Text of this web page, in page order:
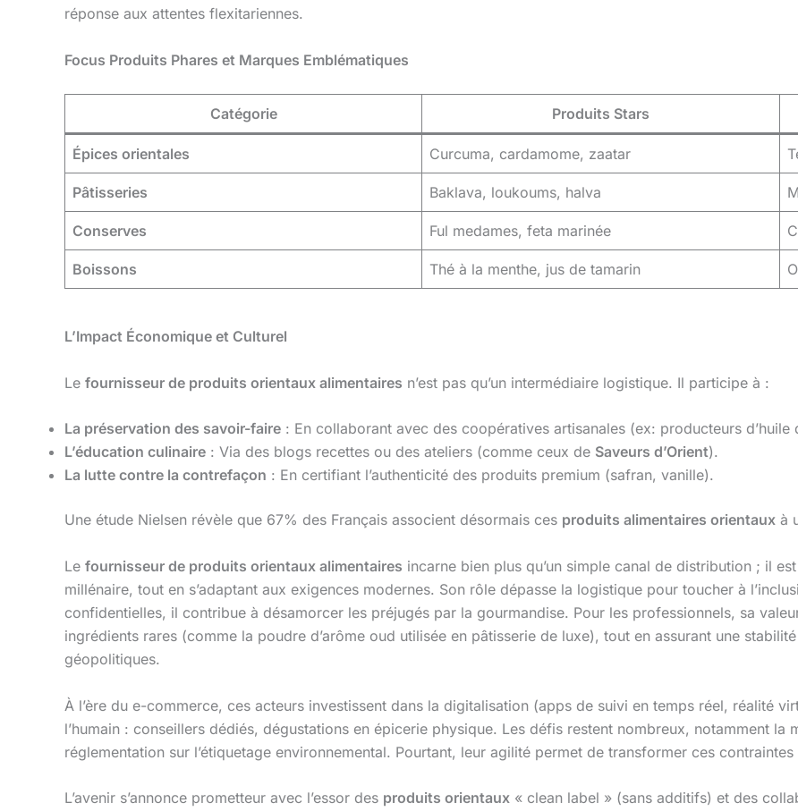
réponse aux attentes flexitariennes.
Focus Produits Phares et Marques Emblématiques
Catégorie Produits Stars
Épices orientales Curcuma, cardamome, zaatar
Pâtisseries Baklava, loukoums, halva
Conserves Ful medames, feta marinée
Boissons Thé à la menthe, jus de tamarin
L’Impact Économique et Culturel
Le fournisseur de produits orientaux alimentaires n’est pas qu’un intermédiaire logistique. Il participe à :
La préservation des savoir-faire : En collaborant avec des coopératives artisanales (ex: producteurs d’huile
L’éducation culinaire : Via des blogs recettes ou des ateliers (comme ceux de Saveurs d’Orient).
La lutte contre la contrefaçon : En certifiant l’authenticité des produits premium (safran, vanille).
Une étude Nielsen révèle que 67% des Français associent désormais ces produits alimentaires orientaux à
Le fournisseur de produits orientaux alimentaires incarne bien plus qu’un simple canal de distribution ; il
millénaire, tout en s’adaptant aux exigences modernes. Son rôle dépasse la logistique pour toucher à
confidentielles, il contribue à désamorcer les préjugés par la gourmandise. Pour les professionnels, sa
ingrédients rares (comme la poudre d’arôme oud utilisée en pâtisserie de luxe), tout en assurant une
géopolitiques.
À l’ère du e-commerce, ces acteurs investissent dans la digitalisation (apps de suivi en temps réel, réalité
l’humain : conseillers dédiés, dégustations en épicerie physique. Les défis restent nombreux, notamment la
réglementation sur l’étiquetage environnemental. Pourtant, leur agilité permet de transformer ces
L’avenir s’annonce prometteur avec l’essor des produits orientaux « clean label » (sans additifs) et des